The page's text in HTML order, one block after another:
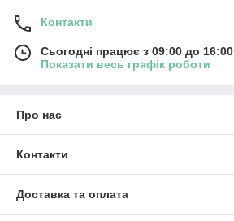
Контакти
Сьогодні працює з 09:00 до 16:00
Показати весь графік роботи
Про нас
Контакти
Доставка та оплата